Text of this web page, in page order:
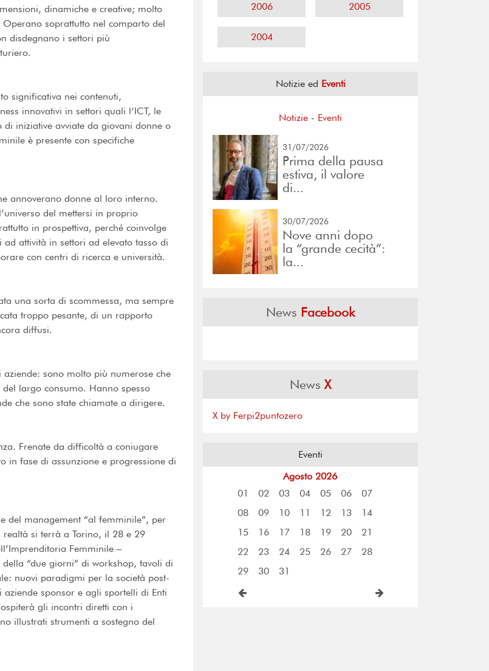
dinamiche e creative; molto
soprattutto nel comparto del
disdegnano i settori più
significativa nei contenuti,
innovativi in settori quali l’ICT, le
di iniziative avviate da giovani donne o
è presente con specifiche
annoverano donne al loro interno.
del mettersi in proprio
in prospettiva, perché coinvolge
attività in settori ad elevato tasso di
con centri di ricerca e università.
una sorta di scommessa, ma sempre
troppo pesante, di un rapporto
diffusi.
sono molto più numerose che
largo consumo. Hanno spesso
che sono state chiamate a dirigere.
Frenate da difficoltà a coniugare
in fase di assunzione e progressione di
del management “al femminile”, per
realtà si terrà a Torino, il 28 e 29
Femminile –
della “due giorni” di workshop, tavoli di
nuovi paradigmi per la società post-
sponsor e agli sportelli di Enti
gli incontri diretti con i
illustrati strumenti a sostegno del
2006 2005
2004
Notizie ed Eventi
Notizie - Eventi
31/07/2026
Prima della pausa
estiva, il valore
di...
30/07/2026
Nove anni dopo
la “grande cecità”:
la...
News Facebook
NewsX
X by Ferpi2puntozero
Eventi
Agosto 2026
01
02 03 04 05 06
07
08
09 10 11 12 13
14
15
16 17 18 19 20
21
22
23 24 25 26 27
28
29
30 31